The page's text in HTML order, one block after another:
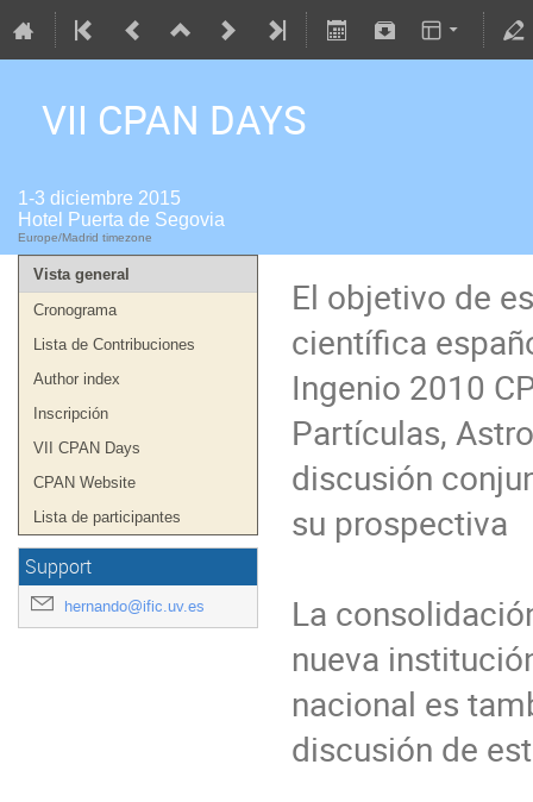
VII CPAN DAYS
1-3 diciembre 2015
Hotel Puerta de Segovia
Europe/Madrid timezone
Vista general
Cronograma
Lista de Contribuciones
Author index
Inscripción
VII CPAN Days
CPAN Website
Lista de participantes
Support
hernando@ific.uv.es
El objetivo de
científica
Ingenio 2010
Partículas,
discusión
su prospectiva
La
nueva
nacional es
discusión de